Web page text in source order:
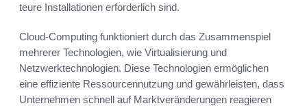
teure Installationen erforderlich sind.
Cloud-Computing funktioniert durch das Zusammenspiel
mehrerer Technologien, wie Virtualisierung und
Netzwerktechnologien. Diese Technologien ermöglichen
eine effiziente Ressourcennutzung und gewährleisten, dass
Unternehmen schnell auf Marktveränderungen reagieren